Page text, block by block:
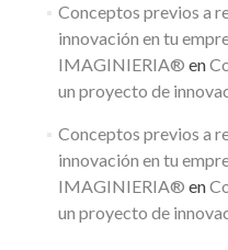
Conceptos previos a
innovación en tu
IMAGINIERIA® en
un proyecto de
Conceptos previos a
innovación en tu
IMAGINIERIA® en
un proyecto de